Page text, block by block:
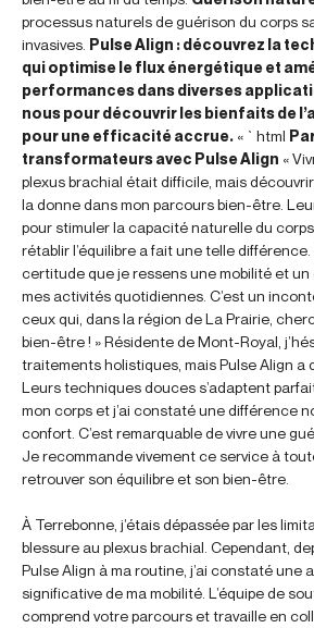
processus naturels de guérison du corps
invasives. Pulse Align : découvrez la
qui optimise le flux énergétique et
performances dans diverses
nous pour découvrir les bienfaits de
pour une efficacité accrue. « `html
transformateurs avec Pulse Align «
plexus brachial était difficile, mais
la donne dans mon parcours bien-être.
pour stimuler la capacité naturelle du
rétablir l’équilibre a fait une telle
certitude que je ressens une mobilité et
mes activités quotidiennes. C’est un
ceux qui, dans la région de La Prairie,
bien-être ! » Résidente de Mont-Royal,
traitements holistiques, mais Pulse Align a
Leurs techniques douces s’adaptent
mon corps et j’ai constaté une différence
confort. C’est remarquable de vivre une
Je recommande vivement ce service à
retrouver son équilibre et son bien-être.
À Terrebonne, j’étais dépassée par les
blessure au plexus brachial. Cependant,
Pulse Align à ma routine, j’ai constaté une
significative de ma mobilité. L’équipe de
comprend votre parcours et travaille en